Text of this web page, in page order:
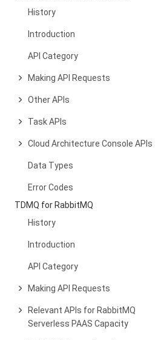
History
Introduction
API Category
Making API Requests
Other APIs
Task APIs
Cloud Architecture Console APIs
Data Types
Error Codes
TDMQ for RabbitMQ
History
Introduction
API Category
Making API Requests
Relevant APIs for RabbitMQ
Serverless PAAS Capacity